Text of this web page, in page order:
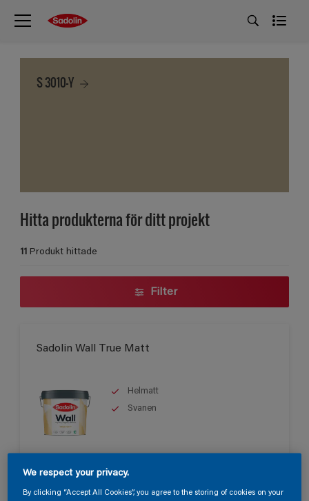
S 3010-Y
Hitta produkterna för ditt projekt
11 Produkt hittade
Filter
Sadolin Wall True Matt
Helmatt
Svanen
We respect your privacy.
By clicking “Accept All Cookies”, you agree to the storing of cookies on your